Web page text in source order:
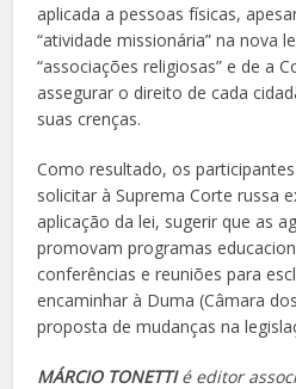
aplicada a pessoas físicas,
“atividade missionária” na nova
“associações religiosas” e de a
assegurar o direito de cada
suas crenças.
Como resultado, os
solicitar à Suprema Corte russa
aplicação da lei, sugerir que as
promovam programas
conferências e reuniões para
encaminhar à Duma (Câmara
proposta de mudanças na
MÁRCIO TONETTI é editor